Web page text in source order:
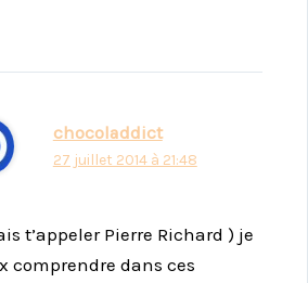
chocoladdict
27 juillet 2014 à 21:48
t’appeler Pierre Richard ) je
comprendre dans ces